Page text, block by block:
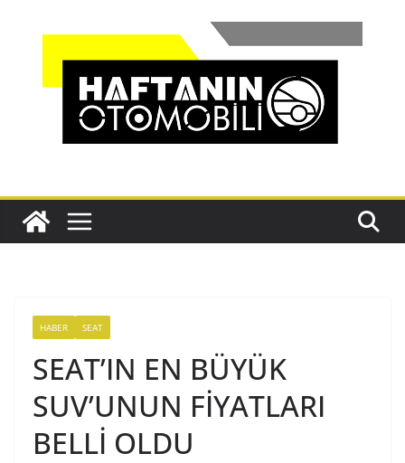
HABER SEAT
SEAT’IN EN BÜYÜK
SUV’UNUN FİYATLARI
BELLİ OLDU